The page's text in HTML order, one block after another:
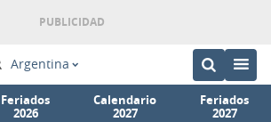
Argentina
Feriados
2026
Calendario
2027
Feriados
2027